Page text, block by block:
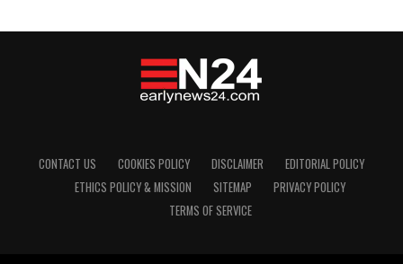
CONTACT US COOKIES POLICY DISCLAIMER
EDITORIAL POLICY
ETHICS POLICY & MISSION
SITEMAP
PRIVACY POLICY
TERMS OF SERVICE